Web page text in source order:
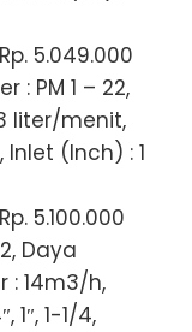
Rp. 5.049.000
: PM 1 – 22,
liter/menit,
Inlet (Inch) : 1
Rp. 5.100.000
Daya
: 14m3/h,
1-1/4,